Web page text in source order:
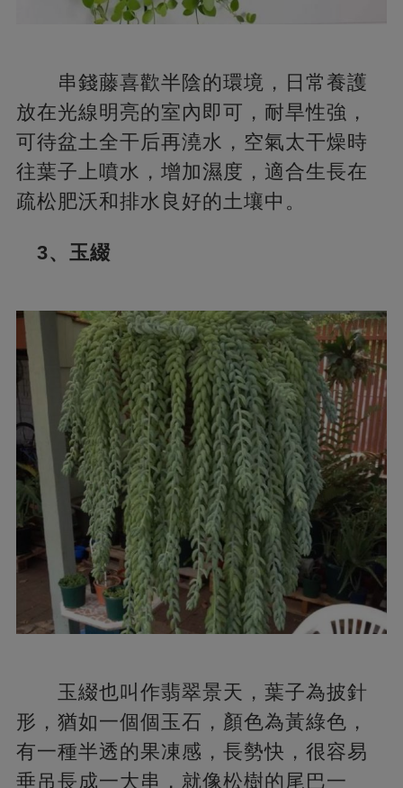
串錢藤喜歡半陰的環境，日常養護
放在光線明亮的室內即可，耐旱性強，
可待盆土全干后再澆水，空氣太干燥時
往葉子上噴水，增加濕度，適合生長在
疏松肥沃和排水良好的土壤中。
3、玉綴
玉綴也叫作翡翠景天，葉子為披針
形，猶如一個個玉石，顏色為黃綠色，
有一種半透的果凍感，長勢快，很容易
垂吊長成一大串，就像松樹的尾巴一